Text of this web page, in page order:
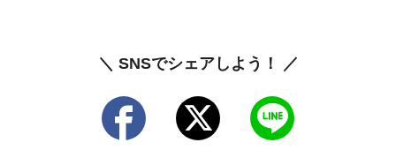
＼ SNSでシェアしよう！ ／